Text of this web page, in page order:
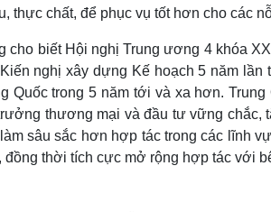
thực chất, để phục vụ tốt hơn cho các
cho biết Hội nghị Trung ương 4 khóa
nghị xây dựng Kế hoạch 5 năm
Quốc trong 5 năm tới và xa hơn.
thương mại và đầu tư vững
sâu sắc hơn hợp tác trong các lĩnh
đồng thời tích cực mở rộng hợp tác với